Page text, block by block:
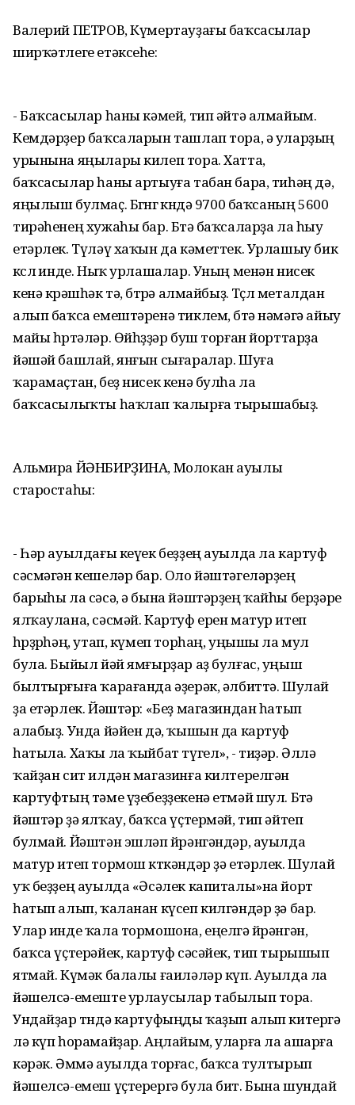
Валерий ПЕТРОВ, Күмертауҙағы баҡсасылар
ширҡәтлеге етәксеһе:
- Баҡсасылар һаны кәмей, тип әйтә алмайым.
Кемдәрҙер баҡсаларын ташлап тора, ә уларҙың
урынына яңылары килеп тора. Хатта,
баҡсасылар һаны артыуға табан бара, тиһәң дә,
яңылыш булмаҫ. Бөгөнгө көндә 9700 баҡсаның 5600
тирәһенең хужаһы бар. Бөтә баҡсаларҙа ла һыу
етәрлек. Түләү хаҡын да кәметтек. Урлашыу бик
көслө инде. Ныҡ урлашалар. Уның менән нисек
кенә көрәшһәк тә, бөтөрә алмайбыҙ. Төҫлө металдан
алып баҡса емештәренә тиклем, бөтә нәмәгә айыу
майы һөртәләр. Өйһөҙҙәр буш торған йорттарҙа
йәшәй башлай, янғын сығаралар. Шуға
ҡарамаҫтан, беҙ нисек кенә булһа ла
баҡсасылыҡты һаҡлап ҡалырға тырышабыҙ.
Альмира ЙӘНБИРҘИНА, Молокан ауылы
старостаһы:
- Һәр ауылдағы кеүек беҙҙең ауылда ла картуф
сәсмәгән кешеләр бар. Оло йәштәгеләрҙең
барыһы ла сәсә, ә бына йәштәрҙең ҡайһы берҙәре
ялҡаулана, сәсмәй. Картуф ерен матур итеп
һөрҙөрһәң, утап, күмеп торһаң, уңышы ла мул
була. Быйыл йәй ямғырҙар аҙ булғас, уңыш
былтырғыға ҡарағанда әҙерәк, әлбиттә. Шулай
ҙа етәрлек. Йәштәр: «Беҙ магазиндан һатып
алабыҙ. Унда йәйен дә, ҡышын да картуф
һатыла. Хаҡы ла ҡыйбат түгел», - тиҙәр. Әллә
ҡайҙан сит илдән магазинға килтерелгән
картуфтың тәме үҙебеҙҙекенә етмәй шул. Бөтә
йәштәр ҙә ялҡау, баҡса үҫтермәй, тип әйтеп
булмай. Йәштән эшләп өйрәнгәндәр, ауылда
матур итеп тормош көткәндәр ҙә етәрлек. Шулай
уҡ беҙҙең ауылда «Әсәлек капиталы»на йорт
һатып алып, ҡаланан күсеп килгәндәр ҙә бар.
Улар инде ҡала тормошона, еңелгә өйрәнгән,
баҡса үҫтерәйек, картуф сәсәйек, тип тырышып
ятмай. Күмәк балалы ғаиләләр күп. Ауылда ла
йәшелсә-емеште урлаусылар табылып тора.
Ундайҙар төндә картуфыңды ҡаҙып алып китергә
лә күп һорамайҙар. Аңлайым, уларға ла ашарға
кәрәк. Әммә ауылда торғас, баҡса тултырып
йәшелсә-емеш үҫтерергә була бит. Бына шундай